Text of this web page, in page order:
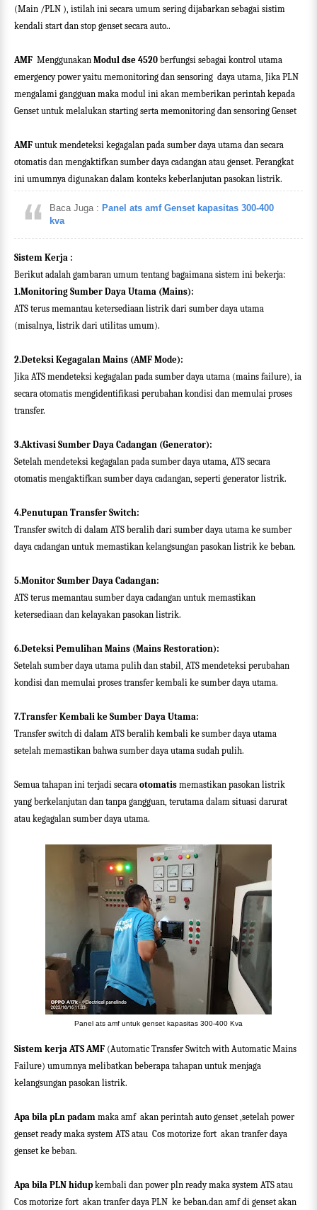
(Main /PLN ), istilah ini secara umum sering dijabarkan sebagai sistim
kendali start dan stop genset secara auto..
AMF Menggunakan Modul dse 4520 berfungsi sebagai kontrol utama
emergency power yaitu memonitoring dan sensoring daya utama, Jika PLN
mengalami gangguan maka modul ini akan memberikan perintah kepada
Genset untuk melalukan starting serta memonitoring dan sensoring Genset
AMF untuk mendeteksi kegagalan pada sumber daya utama dan secara
otomatis dan mengaktifkan sumber daya cadangan atau genset. Perangkat
ini umumnya digunakan dalam konteks keberlanjutan pasokan listrik.
Baca Juga : Panel ats amf Genset kapasitas 300-400
kva
Sistem Kerja :
Berikut adalah gambaran umum tentang bagaimana sistem ini bekerja:
1.Monitoring Sumber Daya Utama (Mains):
ATS terus memantau ketersediaan listrik dari sumber daya utama
(misalnya, listrik dari utilitas umum).
2.Deteksi Kegagalan Mains (AMF Mode):
Jika ATS mendeteksi kegagalan pada sumber daya utama (mains failure), ia
secara otomatis mengidentifikasi perubahan kondisi dan memulai proses
transfer.
3.Aktivasi Sumber Daya Cadangan (Generator):
Setelah mendeteksi kegagalan pada sumber daya utama, ATS secara
otomatis mengaktifkan sumber daya cadangan, seperti generator listrik.
4.Penutupan Transfer Switch:
Transfer switch di dalam ATS beralih dari sumber daya utama ke sumber
daya cadangan untuk memastikan kelangsungan pasokan listrik ke beban.
5.Monitor Sumber Daya Cadangan:
ATS terus memantau sumber daya cadangan untuk memastikan
ketersediaan dan kelayakan pasokan listrik.
6.Deteksi Pemulihan Mains (Mains Restoration):
Setelah sumber daya utama pulih dan stabil, ATS mendeteksi perubahan
kondisi dan memulai proses transfer kembali ke sumber daya utama.
7.Transfer Kembali ke Sumber Daya Utama:
Transfer switch di dalam ATS beralih kembali ke sumber daya utama
setelah memastikan bahwa sumber daya utama sudah pulih.
Semua tahapan ini terjadi secara otomatis memastikan pasokan listrik
yang berkelanjutan dan tanpa gangguan, terutama dalam situasi darurat
atau kegagalan sumber daya utama.
Panel ats amf untuk genset kapasitas 300-400 Kva
Sistem kerja ATS AMF (Automatic Transfer Switch with Automatic Mains
Failure) umumnya melibatkan beberapa tahapan untuk menjaga
kelangsungan pasokan listrik.
Apa bila pLn padam maka amf akan perintah auto genset ,setelah power
genset ready maka system ATS atau Cos motorize fort akan tranfer daya
genset ke beban.
Apa bila PLN hidup kembali dan power pln ready maka system ATS atau
Cos motorize fort akan tranfer daya PLN ke beban.dan amf di genset akan